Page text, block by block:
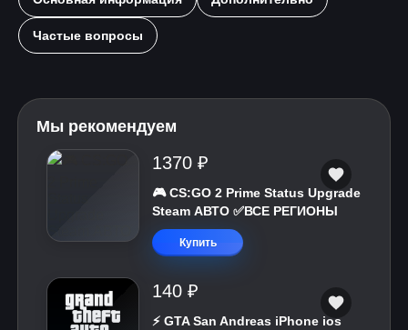
Частые вопросы
Мы рекомендуем
1370 ₽
🎮 CS:GO 2 Prime Status Upgrade
Steam АВТО ✅ВСЕ РЕГИОНЫ
Купить
140 ₽
⚡️ GTA San Andreas iPhone ios